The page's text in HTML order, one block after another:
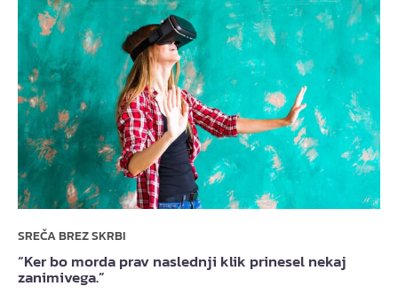
SREČA BREZ SKRBI
“Ker bo morda prav naslednji klik prinesel nekaj
zanimivega.”